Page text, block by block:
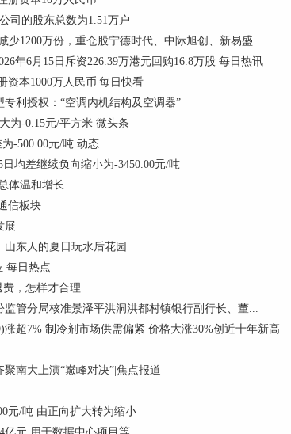
司的股东总数为1.51万户
少1200万份，重仓股宁德时代、中际旭创、新易盛
年6月15日斥资226.39万港元回购16.8万股 每日热讯
资本1000万人民币|每日快看
专利授权：“空调内机结构及空调器”
为-0.15元/平方米 微头条
-500.00元/吨 动态
均差继续负向缩小为-3450.00元/吨
体温和增长
信板块
展
东人的夏日玩水后花园
每日热点
，怎样才合理
管分局核准景泽平洪洞洪都村镇银行副行长、董...
超7% 制冷剂市场供需偏紧 价格大涨30%创近十年新高
南大上演“巅峰对决”|焦点报道
元/吨 由正向扩大转为缩小